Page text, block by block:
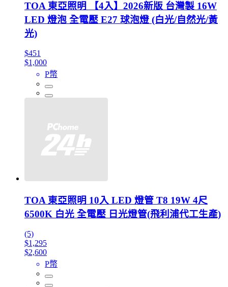
TOA 東亞照明 【4入】2026新版 台灣製 16W
LED 燈泡 全電壓 E27 球泡燈 (白光/自然光/黃
光)
$451
$1,000
P幣
TOA 東亞照明 10入 LED 燈管 T8 19W 4尺
6500K 白光 全電壓 日光燈管(飛利浦代工生產)
(5)
$1,295
$2,600
P幣